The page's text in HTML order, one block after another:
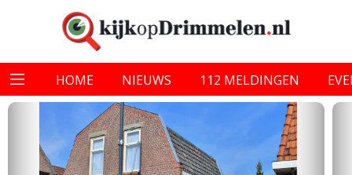
HOME NIEUWS 112 MELDINGEN